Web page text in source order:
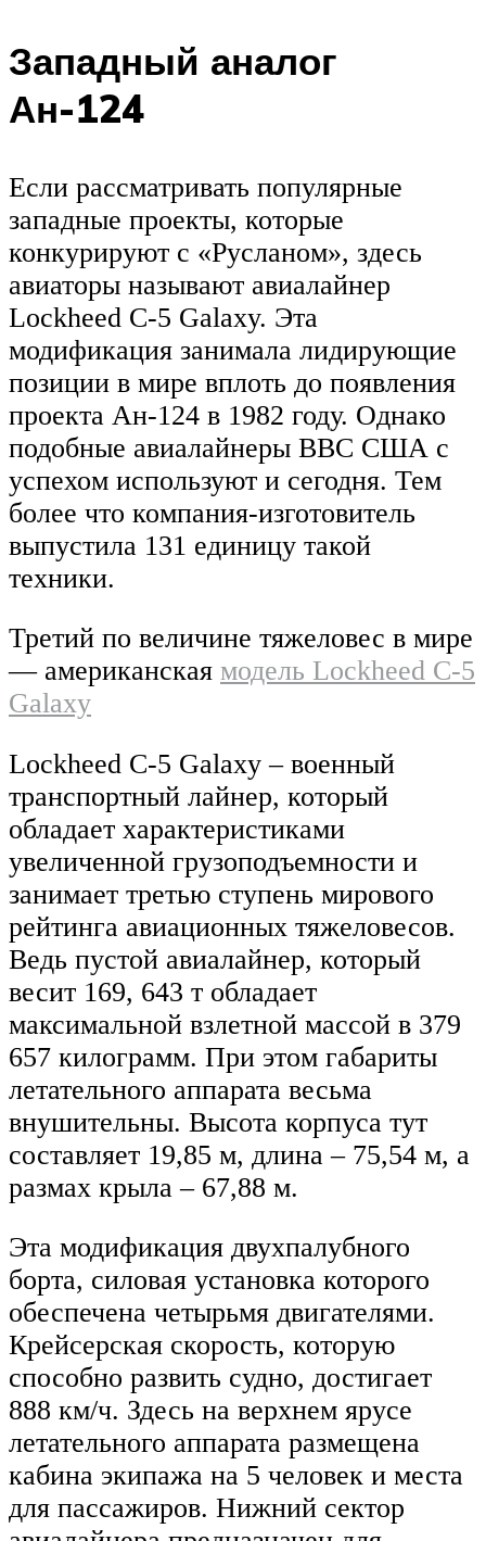
Западный аналог
Ан-124
Если рассматривать популярные
западные проекты, которые
конкурируют с «Русланом», здесь
авиаторы называют авиалайнер
Lockheed C-5 Galaxy. Эта
модификация занимала лидирующие
позиции в мире вплоть до появления
проекта Ан-124 в 1982 году. Однако
подобные авиалайнеры ВВС США с
успехом используют и сегодня. Тем
более что компания-изготовитель
выпустила 131 единицу такой
техники.
Третий по величине тяжеловес в мире
— американская модель Lockheed C-5
Galaxy
Lockheed C-5 Galaxy – военный
транспортный лайнер, который
обладает характеристиками
увеличенной грузоподъемности и
занимает третью ступень мирового
рейтинга авиационных тяжеловесов.
Ведь пустой авиалайнер, который
весит 169, 643 т обладает
максимальной взлетной массой в 379
657 килограмм. При этом габариты
летательного аппарата весьма
внушительны. Высота корпуса тут
составляет 19,85 м, длина – 75,54 м, а
размах крыла – 67,88 м.
Эта модификация двухпалубного
борта, силовая установка которого
обеспечена четырьмя двигателями.
Крейсерская скорость, которую
способно развить судно, достигает
888 км/ч. Здесь на верхнем ярусе
летательного аппарата размещена
кабина экипажа на 5 человек и места
для пассажиров. Нижний сектор